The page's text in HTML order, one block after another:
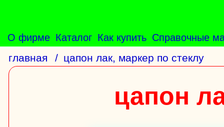
О фирме Каталог Как купить Справочные
главная / цапон лак, маркер по стеклу
цапон